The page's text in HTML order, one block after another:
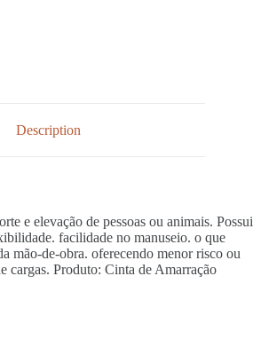
Description
e elevação de pessoas ou animais. Possui
facilidade no manuseio. o que
mão-de-obra. oferecendo menor risco ou
cargas. Produto: Cinta de Amarração